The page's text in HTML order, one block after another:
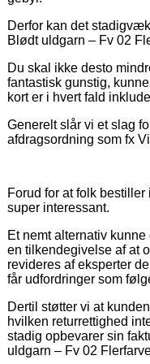
Derfor kan det
Blødt uldgarn – Fv 02
Du skal ikke desto
fantastisk gunstig,
kort er i hvert fald
Generelt slår vi et slag
afdragsordning som fx
Forud for at folk
super interessant.
Et nemt alternativ
en tilkendegivelse af at
revideres af eksperter
får udfordringer som
Dertil støtter vi at
hvilken returrettighed
stadig opbevarer sin
uldgarn – Fv 02